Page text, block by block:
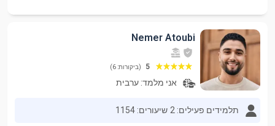
Nemer Atoubi
5 (ביקורות: 6)
אני מלמד: ערבית
תלמידים פעילים: 2 שיעורים: 1154